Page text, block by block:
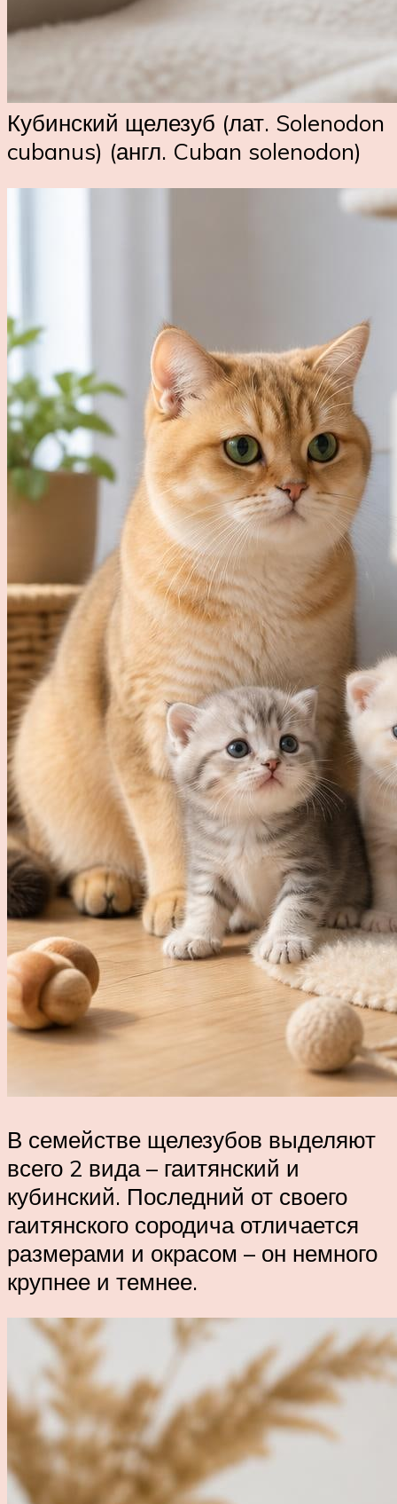
Кубинский щелезуб (лат. Solenodon
cubanus) (англ. Cuban solenodon)
В семействе щелезубов выделяют
всего 2 вида – гаитянский и
кубинский. Последний от своего
гаитянского сородича отличается
размерами и окрасом – он немного
крупнее и темнее.